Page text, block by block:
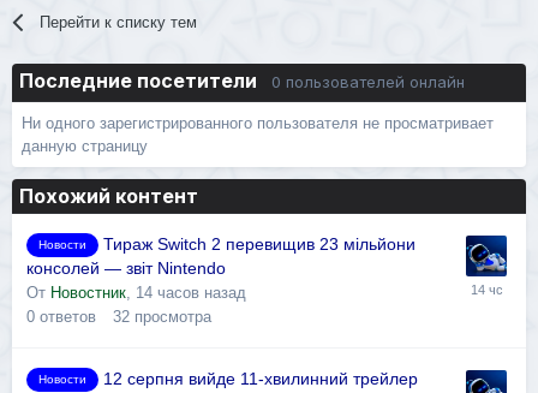
Перейти к списку тем
Последние посетители 0 пользователей онлайн
Ни одного зарегистрированного пользователя не просматривает
данную страницу
Похожий контент
Новости
Тираж Switch 2 перевищив 23 мільйони
консолей — звіт Nintendo
От Новостник 14 часов назад
0 ответов 32 просмотра
Новости
12 серпня вийде 11-хвилинний трейлер